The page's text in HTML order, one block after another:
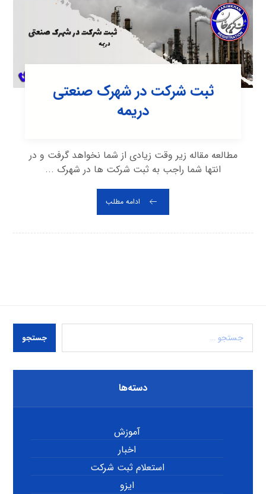
ثبت شرکت در شهرک صنعتی
دريمه
مطالعه مقاله زیر وقت زیادی از شما نخواهد گرفت و در
انتها شما راجب به ثبت شرکت ها در شهرک ...
ادامه مطلب
جستجو
دسته‌ها
آموزش
اخبار
استعلام ثبت شرکت
ایزو